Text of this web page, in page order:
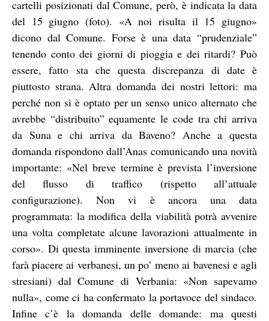
cartelli posizionati dal Comune, però, è indicata la data
del 15 giugno (foto). «A noi risulta il 15 giugno»
dicono dal Comune. Forse è una data “prudenziale”
tenendo conto dei giorni di pioggia e dei ritardi? Può
essere, fatto sta che questa discrepanza di date è
piuttosto strana. Altra domanda dei nostri lettori: ma
perché non si è optato per un senso unico alternato che
avrebbe “distribuito” equamente le code tra chi arriva
da Suna e chi arriva da Baveno? Anche a questa
domanda rispondono dall’Anas comunicando una novità
importante: «Nel breve termine è prevista l’inversione
del flusso di traffico (rispetto all’attuale
configurazione). Non vi è ancora una data
programmata: la modifica della viabilità potrà avvenire
una volta completate alcune lavorazioni attualmente in
corso». Di questa imminente inversione di marcia (che
farà piacere ai verbanesi, un po’ meno ai bavenesi e agli
stresiani) dal Comune di Verbania: «Non sapevamo
nulla», come ci ha confermato la portavoce del sindaco.
Infine c’è la domanda delle domande: ma questi